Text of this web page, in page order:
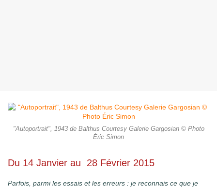
"Autoportrait", 1943 de Balthus Courtesy Galerie Gargosian © Photo
Éric Simon
Du 14 Janvier au 28 Février 2015
Parfois, parmi les essais et les erreurs : je reconnais ce que je